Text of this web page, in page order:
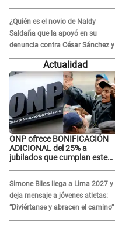
INDIGNÓ A TODOS
¿Quién es el novio de Naldy
Saldaña que la apoyó en su
denuncia contra César Sánchez y
confrontó al dueño de 'La Bella
Actualidad
ONP ofrece BONIFICACIÓN
ADICIONAL del 25% a
jubilados que cumplan este
Simone Biles llega a Lima 2027 y
deja mensaje a jóvenes atletas:
“Diviértanse y abracen el camino”